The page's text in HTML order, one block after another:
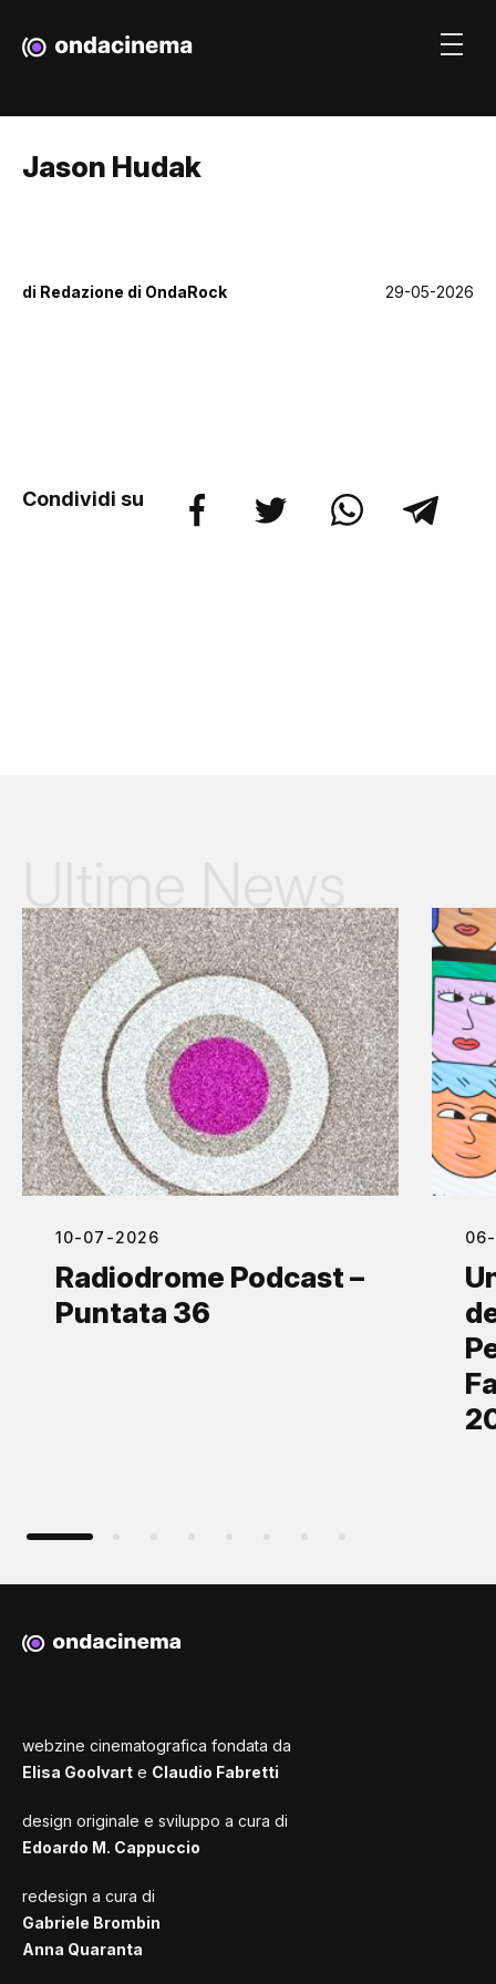
Jason Hudak
di Redazione di OndaRock 29-05-2026
Condividi su
10-07-2026
Radiodrome Podcast –
Puntata 36
webzine cinematografica fondata da
Elisa Goolvart e Claudio Fabretti
design originale e sviluppo a cura di
Edoardo M. Cappuccio
redesign a cura di
Gabriele Brombin
Anna Quaranta